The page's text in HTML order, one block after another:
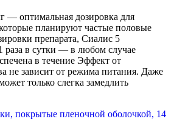
— оптимальная дозировка для
планируют частые половые
препарата, Сиалис 5
раза в сутки — в любом случае
в течение Эффект от
не зависит от режима питания. Даже
только слегка замедлить